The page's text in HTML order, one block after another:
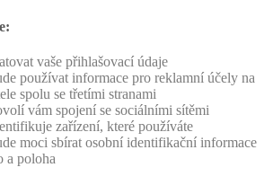
vaše přihlašovací údaje
používat informace pro reklamní účely na
spolu se třetími stranami
vám spojení se sociálními sítěmi
zařízení, které používáte
moci sbírat osobní identifikační informace
a poloha